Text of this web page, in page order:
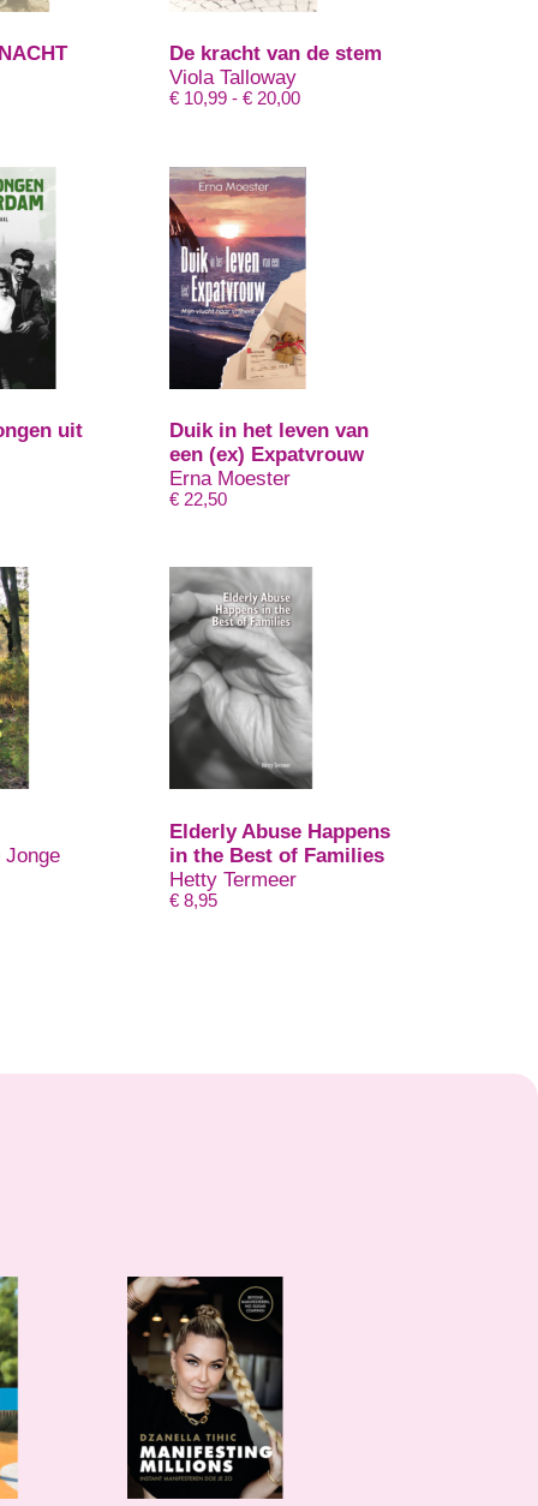
De kracht van de stem
Viola Talloway
€ 10,99 - € 20,00Prijsklasse:
uit
Duik in het leven van
een (ex) Expatvrouw
Erna Moester
€ 22,50
Jonge
Elderly Abuse Happens
in the Best of Families
Hetty Termeer
€ 8,95